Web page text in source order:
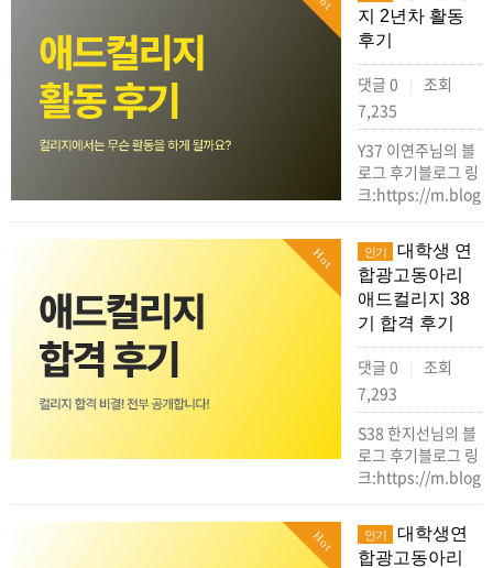
지 2년차 활동
후기
댓글 0 |
조회
7,235
Y37 이연주님의 블
로그 후기블로그 링
크:https://
Hot 인기
대학생 연
합광고동아리
애드컬리지 38
기 합격 후기
댓글 0 |
조회
7,293
S38 한지선님의 블
로그 후기블로그 링
크:https://
Hot 인기
대학생연
합광고동아리